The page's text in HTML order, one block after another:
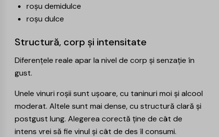
roșu demidulce
roșu dulce
Structură, corp și intensitate
Diferențele reale apar la nivel de corp și senzație în
gust.
Unele vinuri roșii sunt ușoare, cu taninuri moi și alcool
moderat. Altele sunt mai dense, cu structură clară și
postgust lung. Alegerea corectă ține de cât de
intens vrei să fie vinul și cât de des îl consumi.